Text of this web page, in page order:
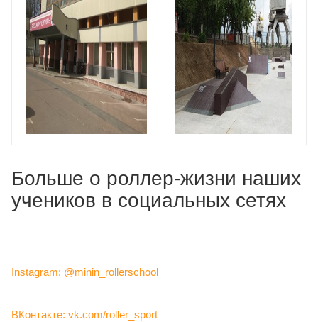
Больше о роллер-жизни наших
учеников в социальных сетях
Instagram: @minin_rollerschool
ВКонтакте: vk.com/roller_sport